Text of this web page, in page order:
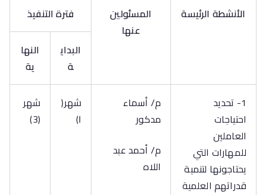
الأنشطة الرئيسة
المسئولين
عنها
فترة التنفيذ
البداي
ة
النها
ية
1- تحديد
احتياجات
العاملين
للمهارات التي
يحتاجونها لتنمية
قدراتهم العلمية
م/ أسماء
مدكور
م/ أحمد عبد
اللاه
شهر(
ا)
شهر
(3)